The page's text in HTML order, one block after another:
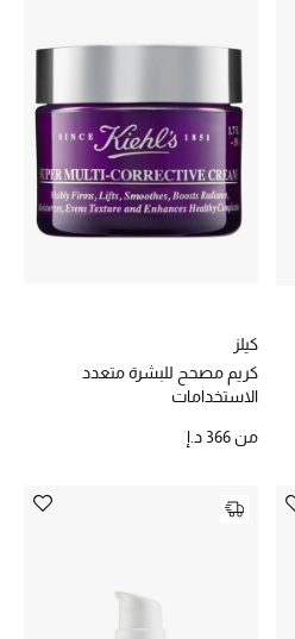
كيلز
كريم مصحح للبشرة متعدد
الاستخدامات
من 366 د.إ